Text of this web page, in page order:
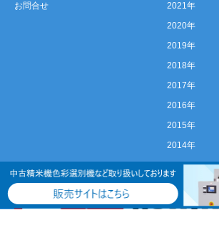
お問合せ
2021年
2020年
2019年
2018年
2017年
2016年
2015年
2014年